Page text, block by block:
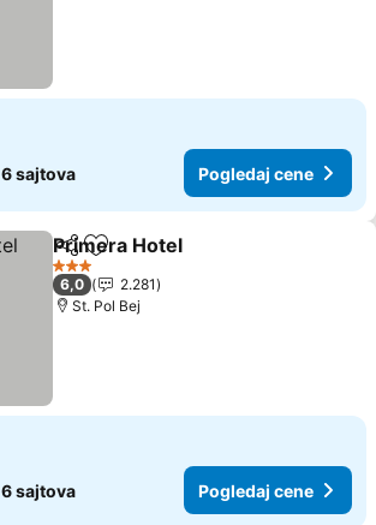
6 sajtova Pogledaj cene
Deli Dodati u favorite
Primera Hotel
3 Zvezdice
6,0
2.281
St. Pol Bej
6 sajtova Pogledaj cene